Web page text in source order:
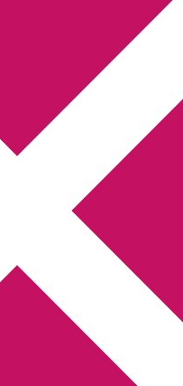
Reacher
har spelat in ett
låtar